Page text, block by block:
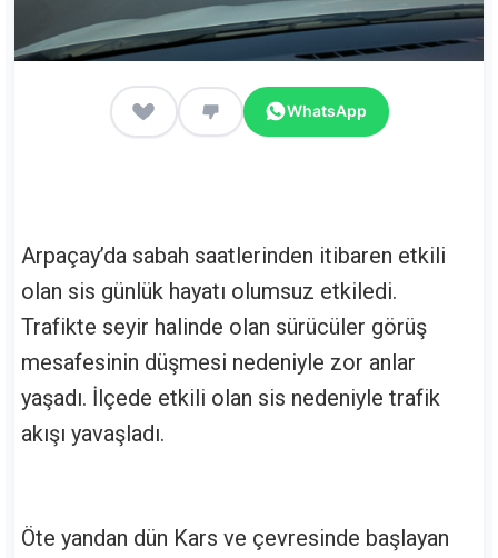
WhatsApp
Arpaçay’da sabah saatlerinden itibaren etkili
olan sis günlük hayatı olumsuz etkiledi.
Trafikte seyir halinde olan sürücüler görüş
mesafesinin düşmesi nedeniyle zor anlar
yaşadı. İlçede etkili olan sis nedeniyle trafik
akışı yavaşladı.
Öte yandan dün Kars ve çevresinde başlayan